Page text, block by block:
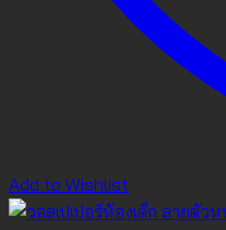
Add to Wishlist